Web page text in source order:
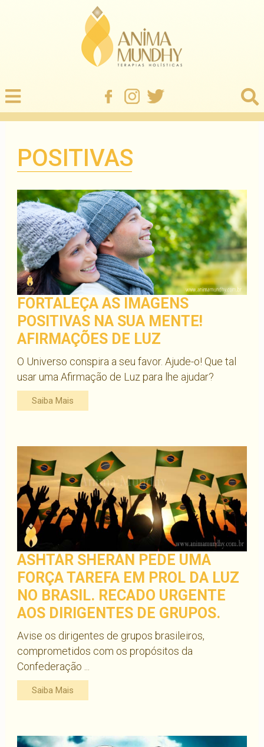
POSITIVAS
FORTALEÇA AS IMAGENS
POSITIVAS NA SUA MENTE!
AFIRMAÇÕES DE LUZ
O Universo conspira a seu favor. Ajude-o! Que tal
usar uma Afirmação de Luz para lhe ajudar?
Saiba Mais
ASHTAR SHERAN PEDE UMA
FORÇA TAREFA EM PROL DA LUZ
NO BRASIL. RECADO URGENTE
AOS DIRIGENTES DE GRUPOS.
Avise os dirigentes de grupos brasileiros,
comprometidos com os propósitos da
Confederação ...
Saiba Mais